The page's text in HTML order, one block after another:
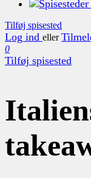
Tilføj spisested
Log ind eller
0
Tilføj spisested